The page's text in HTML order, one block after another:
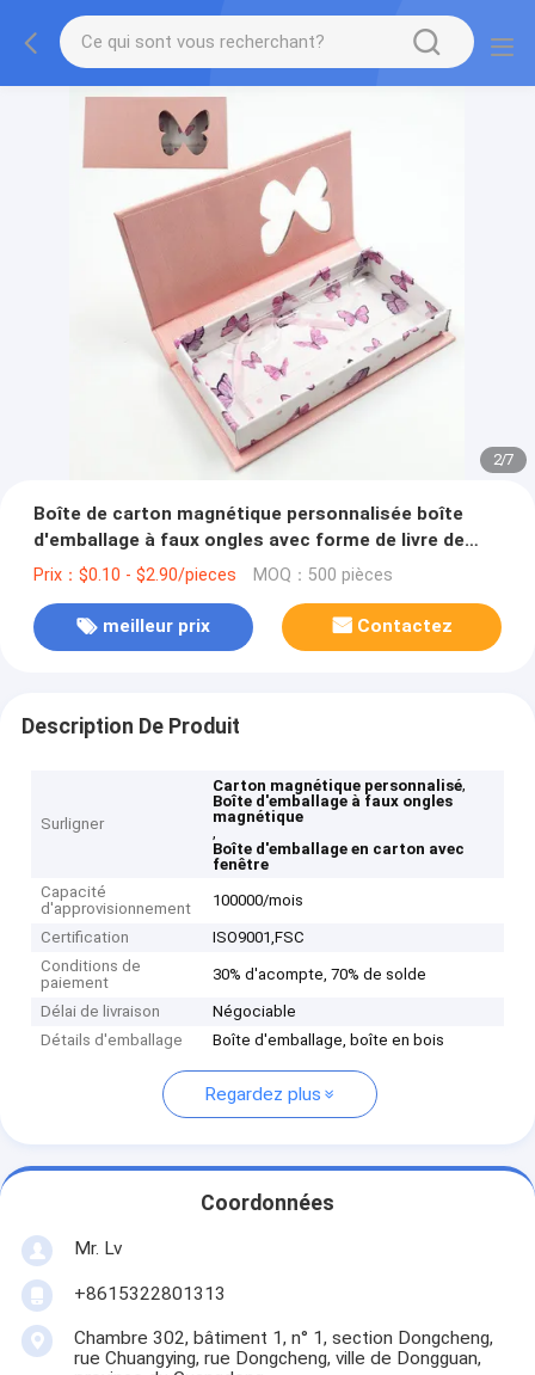
2/7
Boîte de carton magnétique personnalisée boîte
d'emballage à faux ongles avec forme de livre de
fenêtre
Prix：$0.10 - $2.90/pieces MOQ：500 pièces
meilleur prix Contactez
Description De Produit
Surligner
Carton magnétique personnalisé,
Boîte d'emballage à faux ongles
magnétique
,
Boîte d'emballage en carton avec
fenêtre
Capacité
d'approvisionnement
100000/mois
Certification
ISO9001,‌FSC
Conditions de
paiement
30% d'acompte, 70% de solde
Délai de livraison
Négociable
Détails d'emballage
Boîte d'emballage, boîte en bois
Regardez plus
Coordonnées
Mr. Lv
+8615322801313
Chambre 302, bâtiment 1, n° 1, section Dongcheng,
rue Chuangying, rue Dongcheng, ville de Dongguan,